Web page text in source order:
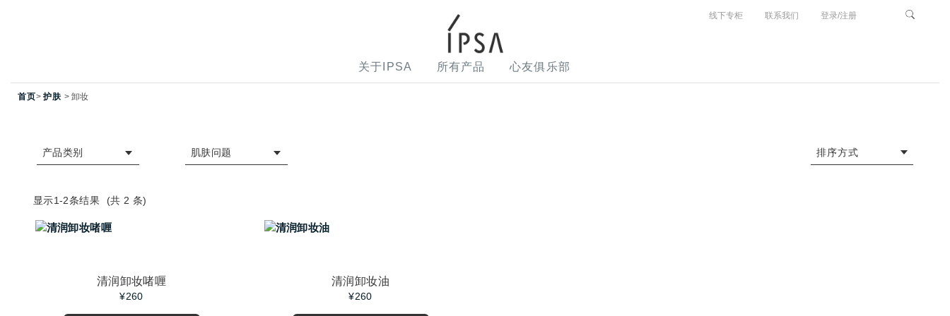
关于IPSA 所有产品 心友俱乐部
线下专柜 联系我们 登录/注册
首页 护肤 卸妆
产品类别 肌肤问题 排序方式
显示1-2条结果 (共 2 条)
清润卸妆啫喱
¥260
清润卸妆油
¥260